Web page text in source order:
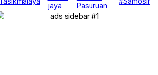
jaya
Pasuruan